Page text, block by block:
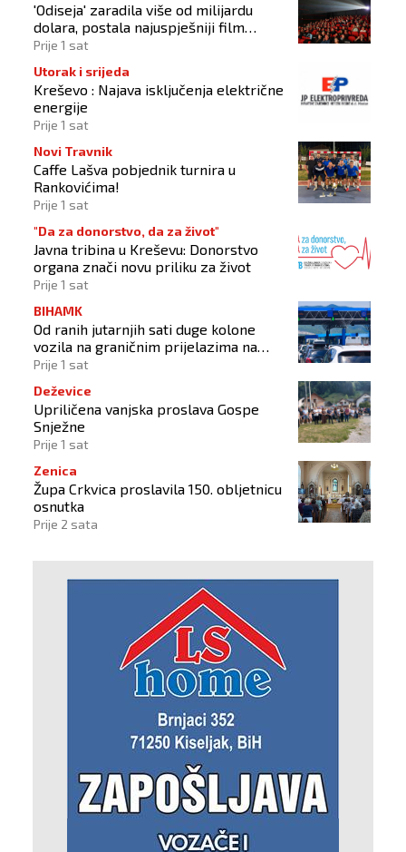
'Odiseja' zaradila više od milijardu
dolara, postala najuspješniji film
Christophera Nolana
Prije 1 sat
Utorak i srijeda
Kreševo : Najava isključenja električne
energije
Prije 1 sat
Novi Travnik
Caffe Lašva pobjednik turnira u
Rankovićima!
Prije 1 sat
"Da za donorstvo, da za život"
Javna tribina u Kreševu: Donorstvo
organa znači novu priliku za život
Prije 1 sat
BIHAMK
Od ranih jutarnjih sati duge kolone
vozila na graničnim prijelazima na
izlazu iz BiH
Prije 1 sat
Deževice
Upriličena vanjska proslava Gospe
Snježne
Prije 1 sat
Zenica
Župa Crkvica proslavila 150. obljetnicu
osnutka
Prije 2 sata